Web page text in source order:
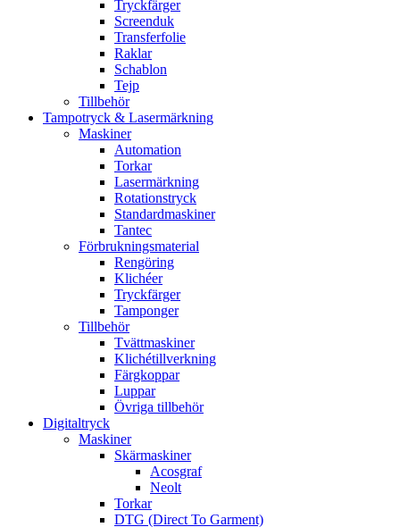
Tryckfärger
Screenduk
Transferfolie
Raklar
Schablon
Tejp
Tillbehör
Tampotryck & Lasermärkning
Maskiner
Automation
Torkar
Lasermärkning
Rotationstryck
Standardmaskiner
Tantec
Förbrukningsmaterial
Rengöring
Klichéer
Tryckfärger
Tamponger
Tillbehör
Tvättmaskiner
Klichétillverkning
Färgkoppar
Luppar
Övriga tillbehör
Digitaltryck
Maskiner
Skärmaskiner
Acosgraf
Neolt
Torkar
DTG (Direct To Garment)